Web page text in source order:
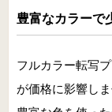
豊富なカラーで
フルカラー転写
が価格に影響しま